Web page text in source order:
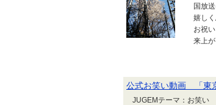
国放
嬉し
お祝
来上
公式お笑い動画 「東
JUGEMテーマ：お笑い